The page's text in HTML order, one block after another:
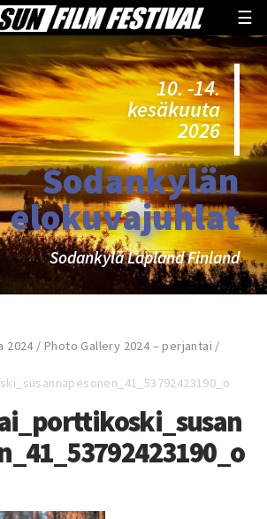
☰
10. -14.
kesäkuuta
2026
Sodankylän
elokuvajuhlat
Sodankylä Lapland Finland
2024 / Photo Gallery 2024 – perjantai /